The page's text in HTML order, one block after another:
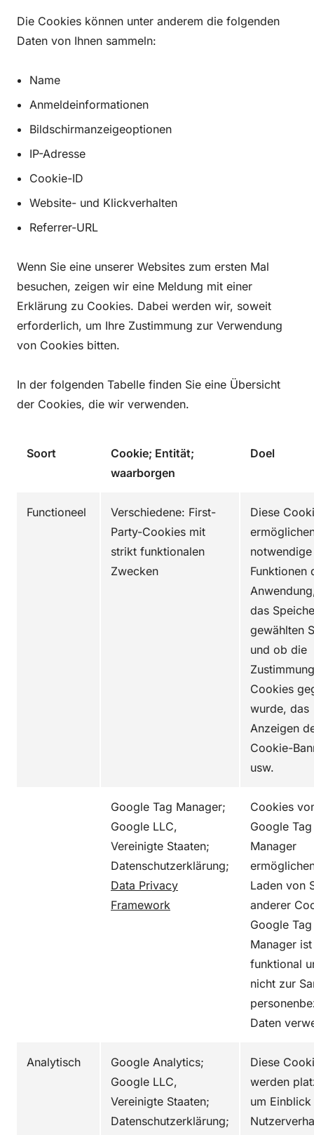
Die Cookies können unter anderem die folgenden
Daten von Ihnen sammeln:
Name
Anmeldeinformationen
Bildschirmanzeigeoptionen
IP-Adresse
Cookie-ID
Website- und Klickverhalten
Referrer-URL
Wenn Sie eine unserer Websites zum ersten Mal
besuchen, zeigen wir eine Meldung mit einer
Erklärung zu Cookies. Dabei werden wir, soweit
erforderlich, um Ihre Zustimmung zur Verwendung
von Cookies bitten.
In der folgenden Tabelle finden Sie eine Übersicht
der Cookies, die wir verwenden.
Soort
Cookie; Entität;
waarborgen
Doel
Functioneel
Verschiedene: First-
Party-Cookies mit
strikt funktionalen
Zwecken
Diese
notwendige
Funktionen
das
gewählten
und ob die
Cookies
wurde, das
Anzeigen
Cookie-
usw.
Google Tag Manager;
Google LLC,
Vereinigte Staaten;
Datenschutzerklärung;
Data Privacy
Framework
Cookies
Google Tag
Manager
Laden von
anderer
Google Tag
Manager
funktional
nicht zur
Daten
Analytisch
Google Analytics;
Google LLC,
Vereinigte Staaten;
Datenschutzerklärung;
Diese
werden
um